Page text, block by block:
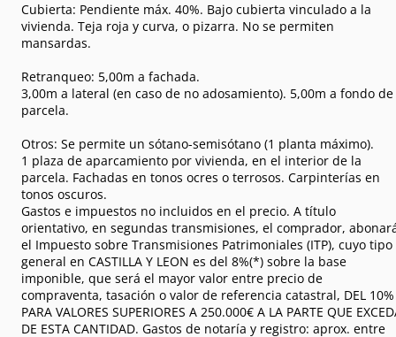
Cubierta: Pendiente máx. 40%. Bajo cubierta vinculado a la
vivienda. Teja roja y curva, o pizarra. No se permiten
mansardas.
Retranqueo: 5,00m a fachada.
3,00m a lateral (en caso de no adosamiento). 5,00m a fondo de
parcela.
Otros: Se permite un sótano-semisótano (1 planta máximo).
1 plaza de aparcamiento por vivienda, en el interior de la
parcela. Fachadas en tonos ocres o terrosos. Carpinterías en
tonos oscuros.
Gastos e impuestos no incluidos en el precio. A título
orientativo, en segundas transmisiones, el comprador,
el Impuesto sobre Transmisiones Patrimoniales (ITP), cuyo tipo
general en CASTILLA Y LEON es del 8%(*) sobre la base
imponible, que será el mayor valor entre precio de
compraventa, tasación o valor de referencia catastral, DEL 10%
PARA VALORES SUPERIORES A 250.000€ A LA PARTE QUE
DE ESTA CANTIDAD. Gastos de notaría y registro: aprox. entre